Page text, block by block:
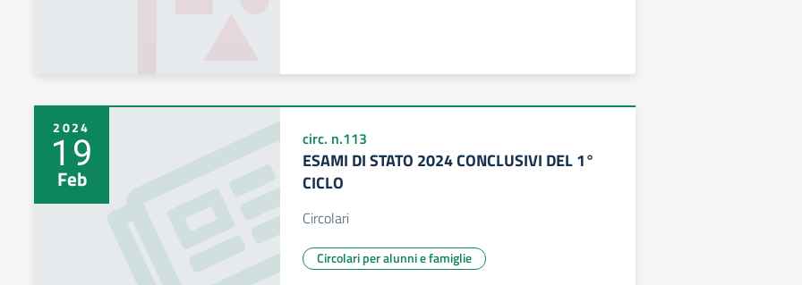
2024
19
Feb
circ. n.113
ESAMI DI STATO 2024 CONCLUSIVI DEL 1°
CICLO
Circolari
Circolari per alunni e famiglie